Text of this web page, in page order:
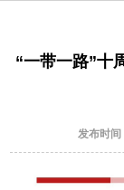
“一带一路”十
发布时